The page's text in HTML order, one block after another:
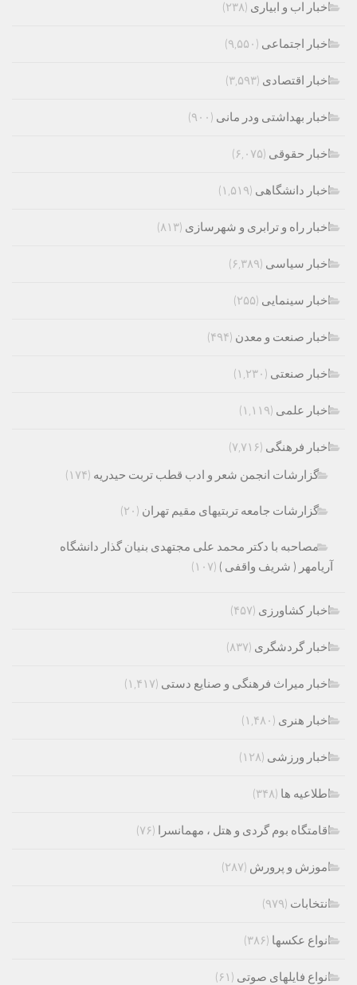
اخبار اب و ابیاری (۲۳۸)
اخبار اجتماعی (۹,۵۵۰)
اخبار اقتصادی (۳,۵۹۳)
اخبار بهداشتی ودر مانی (۹۰۰)
اخبار حقوقی (۶,۰۷۵)
اخبار دانشگاهی (۱,۵۱۹)
اخبار راه و ترابری و شهرسازی (۸۱۳)
اخبار سیاسی (۶,۳۸۹)
اخبار سینمایی (۲۵۵)
اخبار صنعت و معدن (۴۹۴)
اخبار صنعتی (۱,۲۳۰)
اخبار علمی (۱,۱۱۹)
اخبار فرهنگی (۷,۷۱۶)
گزارشات انجمن شعر و ادب قطب تربت حیدریه (۱۷۴)
گزارشات جامعه تربتیهای مقیم تهران (۲۰)
مصاحبه با دکتر محمد علی مجتهدی بنیان گذار دانشگاه
آریامهر ( شریف واقفی ) (۱۰۷)
اخبار کشاورزی (۴۵۷)
اخبار گردشگری (۸۳۷)
اخبار میراث فرهنگی و صنایع دستی (۱,۴۱۷)
اخبار هنری (۱,۴۸۰)
اخبار ورزشی (۱۲۸)
اطلاعیه ها (۳۴۸)
اقامتگاه بوم گردی و هتل ، مهمانسرا (۷۶)
اموزش و پرورش (۲۸۷)
انتخابات (۹۷۹)
انواع عکسها (۳۸۶)
انواع فایلهای صوتی (۶۱)